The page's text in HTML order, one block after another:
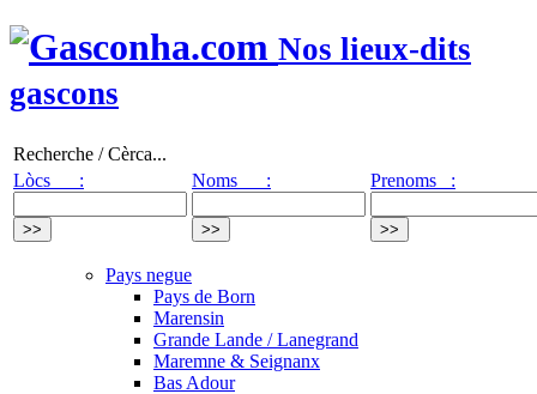
Nos lieux-dits
gascons
Recherche / Cèrca...
Lòcs :
Noms : Prenoms :
Pays negue
Pays de Born
Marensin
Grande Lande / Lanegrand
Maremne & Seignanx
Bas Adour